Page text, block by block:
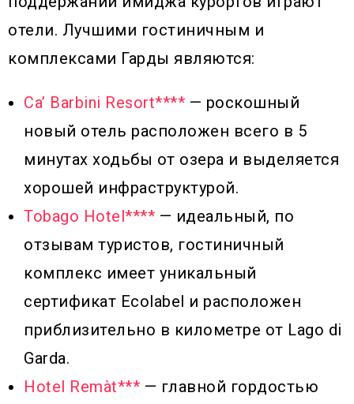
отели. Лучшими гостиничным и
комплексами Гарды являются:
Ca’ Barbini Resort**** — роскошный
новый отель расположен всего в 5
минутах ходьбы от озера и выделяется
хорошей инфраструктурой.
Tobago Hotel**** — идеальный, по
отзывам туристов, гостиничный
комплекс имеет уникальный
сертификат Ecolabel и расположен
приблизительно в километре от Lago di
Garda.
Hotel Remàt*** — главной гордостью